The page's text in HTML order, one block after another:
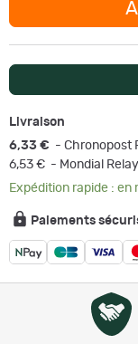
Livraison
6,33 € - Chronopost
6,53 € - Mondial Relay
Expédition rapide : en
Paiements